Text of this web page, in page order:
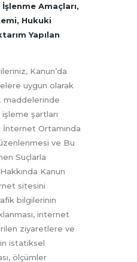
Amaçları,
Hukuki
Yapılan
Kanun’da
uygun olarak
maddelerinde
şartları
İnternet Ortamında
ve Bu
Suçlarla
Kanun
sitesini
bilgilerinin
internet
ziyaretlere ve
istatiksel
ölçümler